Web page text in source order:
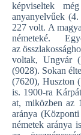
képviseltek
anyanyelvűek
227 volt. A
németeké.
az
voltak, Ungvár
(9028). Sokan
(7620), Huszton
is. 1900-ra
at, miközben az
aránya
németek aránya